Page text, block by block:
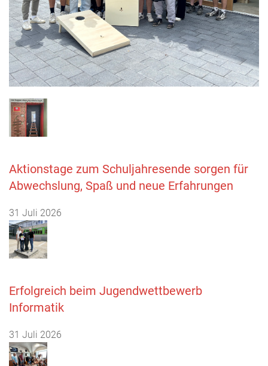
Aktionstage zum Schuljahresende sorgen für
Abwechslung, Spaß und neue Erfahrungen
31 Juli 2026
Erfolgreich beim Jugendwettbewerb
Informatik
31 Juli 2026